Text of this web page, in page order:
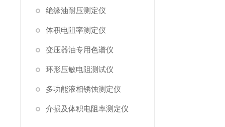
绝缘油耐压测定仪
体积电阻率测定仪
变压器油专用色谱仪
环形压敏电阻测试仪
多功能液相锈蚀测定仪
介损及体积电阻率测定仪